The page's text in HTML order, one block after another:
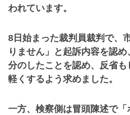
われています。
8日始まった裁判員裁判で、
りません」と起訴内容を認
分のしたことを認め、反省
軽くするよう求めました。
一方、検察側は冒頭陳述で